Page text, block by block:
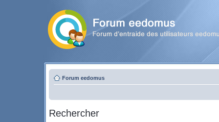
Forum eedomus
Rechercher